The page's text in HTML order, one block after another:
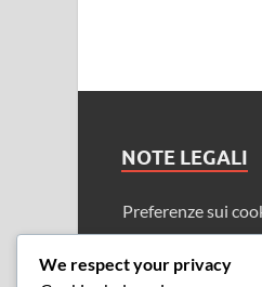
NOTE LEGALI
Preferenze sui
We respect your privacy